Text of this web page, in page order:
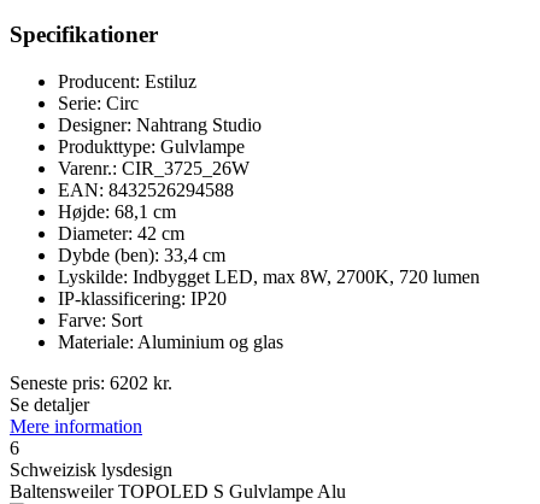
Specifikationer
Producent: Estiluz
Serie: Circ
Designer: Nahtrang Studio
Produkttype: Gulvlampe
Varenr.: CIR_3725_26W
EAN: 8432526294588
Højde: 68,1 cm
Diameter: 42 cm
Dybde (ben): 33,4 cm
Lyskilde: Indbygget LED, max 8W, 2700K, 720 lumen
IP-klassificering: IP20
Farve: Sort
Materiale: Aluminium og glas
Seneste pris: 6202 kr.
Se detaljer
Mere information
6
Schweizisk lysdesign
Baltensweiler TOPOLED S Gulvlampe Alu